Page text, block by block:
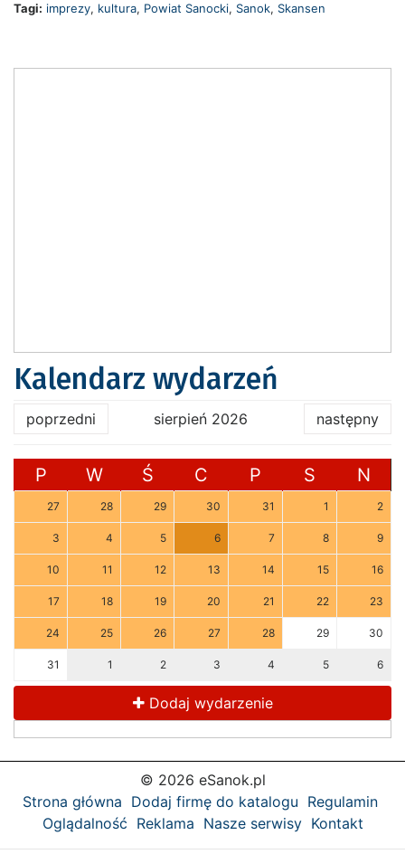
Tagi: imprezy, kultura, Powiat Sanocki, Sanok, Skansen
Kalendarz wydarzeń
poprzedni sierpień 2026 następny
P W Ś C P S N
27 28 29 30 31 1 2
3 4 5 6 7 8 9
10 11 12 13 14 15 16
17 18 19 20 21 22 23
24 25 26 27 28 29 30
31 1 2 3 4 5 6
Dodaj wydarzenie
© 2026 eSanok.pl
Strona główna Dodaj firmę do katalogu Regulamin
Oglądalność Reklama Nasze serwisy Kontakt